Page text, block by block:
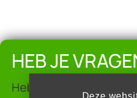
HEB JE
Heb je vragen of wil je
Deze